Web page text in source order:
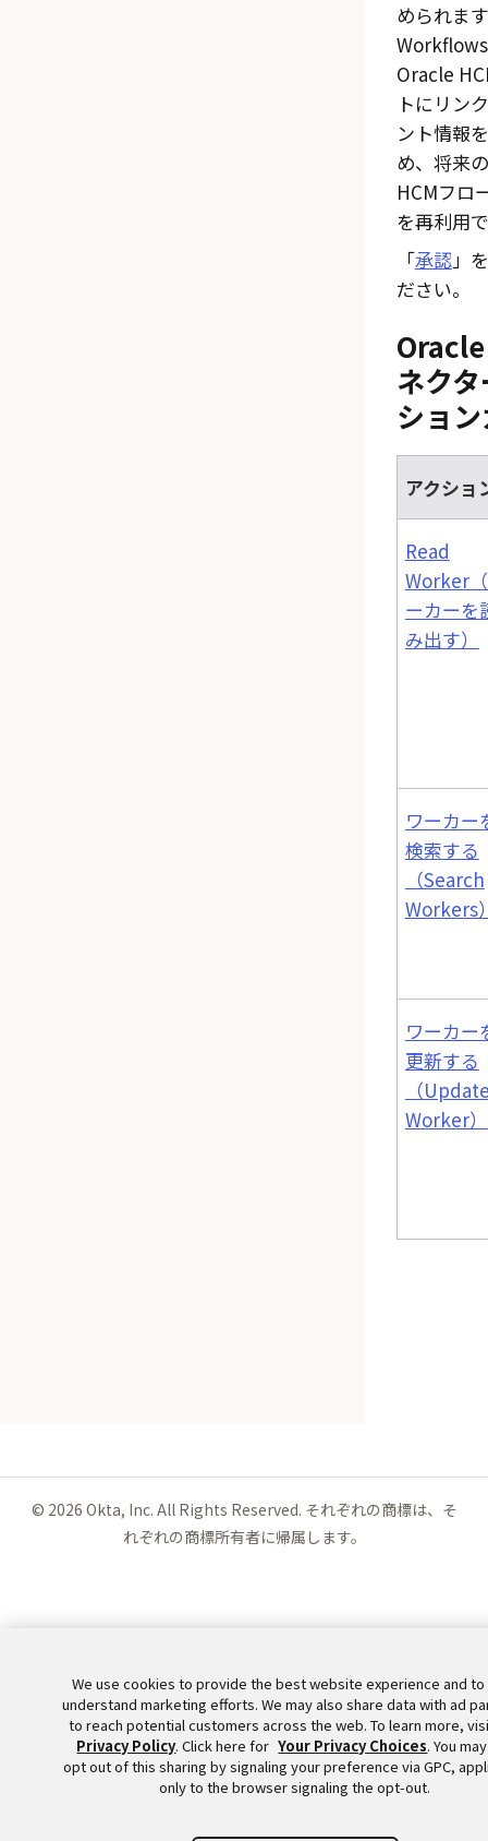
められま
Workflows
Oracle
トにリン
ント情報
め、将来の
HCMフロ
を再利用
「承認」
ださい。
ネク
ショ
アクショ
Read
Worker
ーカーを
み出す）
ワーカー
検索する
（Search
Workers
ワーカー
更新する
（
Worker）
© 2026 Okta, Inc. All Rights Reserved. それぞれの商標は、そ
れぞれの商標所有者に帰属します。
We use cookies to provide the best website experience and
understand marketing efforts. We may also share data with ad
to reach potential customers across the web. To learn more,
Privacy Policy. Click here for Your Privacy Choices. You
opt out of this sharing by signaling your preference via GPC,
only to the browser signaling the opt-out.